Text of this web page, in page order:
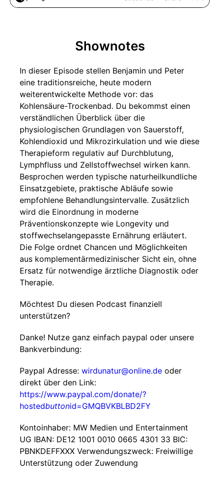
Shownotes
In dieser Episode stellen Benjamin und Peter
eine traditionsreiche, heute modern
weiterentwickelte Methode vor: das
Kohlensäure-Trockenbad. Du bekommst einen
verständlichen Überblick über die
physiologischen Grundlagen von Sauerstoff,
Kohlendioxid und Mikrozirkulation und wie diese
Therapieform regulativ auf Durchblutung,
Lymphfluss und Zellstoffwechsel wirken kann.
Besprochen werden typische naturheilkundliche
Einsatzgebiete, praktische Abläufe sowie
empfohlene Behandlungsintervalle. Zusätzlich
wird die Einordnung in moderne
Präventionskonzepte wie Longevity und
stoffwechselangepasste Ernährung erläutert.
Die Folge ordnet Chancen und Möglichkeiten
aus komplementärmedizinischer Sicht ein, ohne
Ersatz für notwendige ärztliche Diagnostik oder
Therapie.
Möchtest Du diesen Podcast finanziell
unterstützen?
Danke! Nutze ganz einfach paypal oder unsere
Bankverbindung:
Paypal Adresse: wirdunatur@online.de oder
direkt über den Link:
https://www.paypal.com/donate/?
hostedbuttonid=GMQBVKBLBD2FY
Kontoinhaber: MW Medien und Entertainment
UG IBAN: DE12 1001 0010 0665 4301 33 BIC:
PBNKDEFFXXX Verwendungszweck: Freiwillige
Unterstützung oder Zuwendung